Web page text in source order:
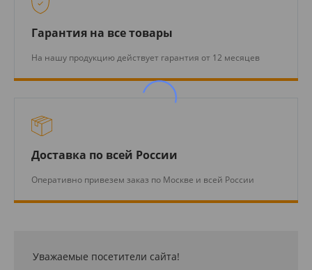
Гарантия на все товары
На нашу продукцию действует гарантия от 12 месяцев
Доставка по всей России
Оперативно привезем заказ по Москве и всей России
Уважаемые посетители сайта!